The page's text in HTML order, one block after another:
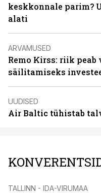
keskkonnale parim?
alati
ARVAMUSED
Remo Kirss: riik
säilitamiseks
UUDISED
Air Baltic tühistab
TALLINN - IDA-VIRUMAA